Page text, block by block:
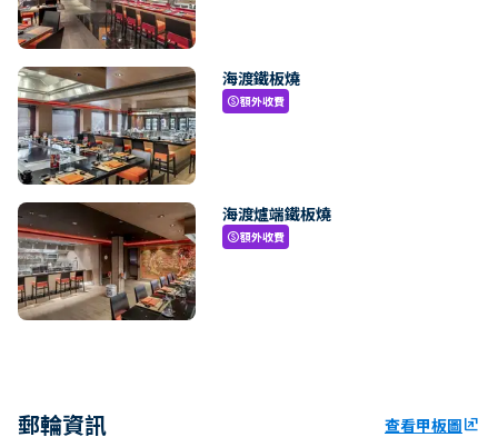
海渡鐵板燒
paid額外收費
海渡爐端鐵板燒
paid額外收費
郵輪資訊 查看甲板圖ungroup